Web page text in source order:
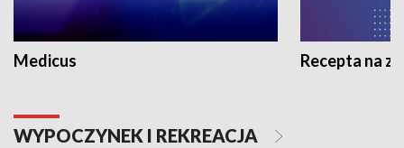
Medicus Recepta na
WYPOCZYNEK I REKREACJA